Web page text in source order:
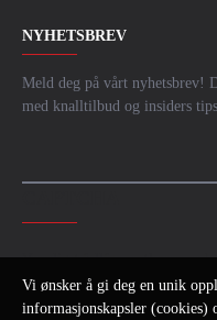
NYHETSBREV
Meld deg på vårt nyhetsbrev!
med knalltilbud og insiders
Vennligst fullfør capthcaen
Vi ønsker å gi deg en unik
informasjonskapsler (cookies)